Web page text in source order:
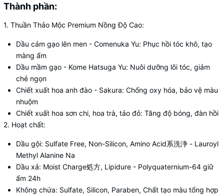
Thành phần:
1. Thuần Thảo Mộc Premium Nồng Độ Cao:
Dầu cám gạo lên men - Comenuka Yu: Phục hồi tóc khô, tạo
màng ẩm
Dầu mầm gạo - Kome Hatsuga Yu: Nuôi dưỡng lõi tóc, giảm
chẻ ngọn
Chiết xuất hoa anh đào - Sakura: Chống oxy hóa, bảo vệ màu
nhuộm
Chiết xuất hoa sơn chi, hoa trà, tảo đỏ: Tăng độ bóng, đàn hồi
2. Hoạt chất:
Dầu gội: Sulfate Free, Non-Silicon, Amino Acid系洗浄 - Lauroyl
Methyl Alanine Na
Dầu xả: Moist Charge処方, Lipidure - Polyquaternium-64 giữ
ẩm 24h
Không chứa: Sulfate, Silicon, Paraben, Chất tạo màu tổng hợp